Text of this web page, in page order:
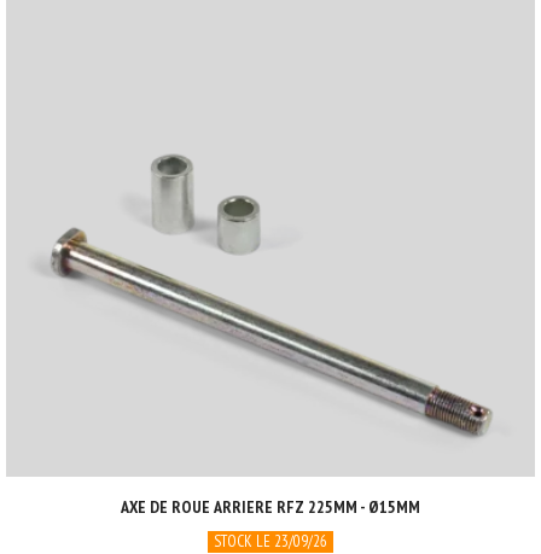
AXE DE ROUE ARRIERE RFZ 225MM - Ø15MM
STOCK LE 23/09/26